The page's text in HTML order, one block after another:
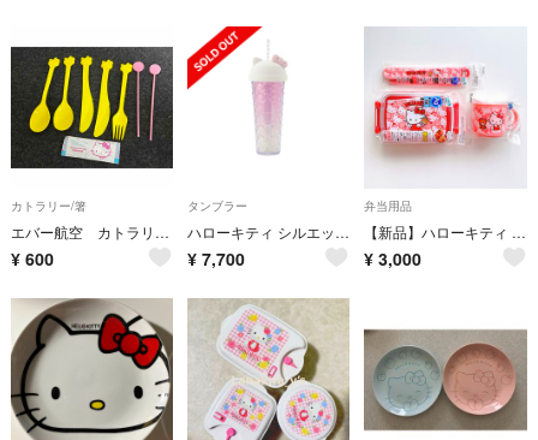
カトラリー/箸
エバー航空 カトラリーセット ハローキティ
¥ 600
タンブラー
ハローキティ シルエットラメタンブラー サンリオハウス Sanriohouse
¥ 7,700
弁当用品
【新品】ハローキティ ランチ3点セット
¥ 3,000